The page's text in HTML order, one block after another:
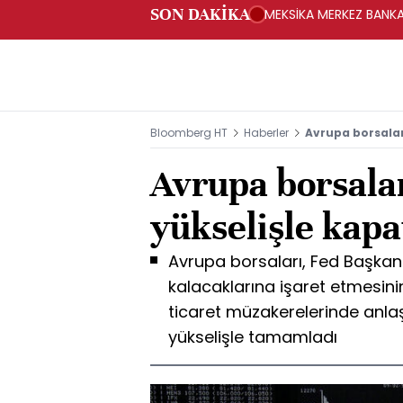
SON DAKİKA MEKSİKA MERKEZ
Bloomberg HT Haberler Avrupa
Avrupa
yükselişle
Avrupa borsaları, Fed
kalacaklarına işaret
ticaret müzakerelerinde
yükselişle tamamladı